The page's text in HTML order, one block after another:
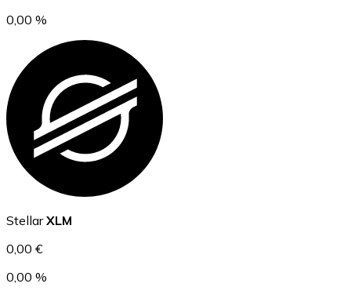
USD Coin
USDC
0,00 %
Stellar XLM
0,00 €
0,00 %